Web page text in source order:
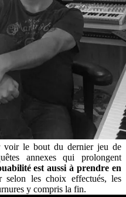
voir le bout du dernier jeu de
annexes qui prolongent
est aussi à prendre en
les choix effectués, les
y compris la fin.